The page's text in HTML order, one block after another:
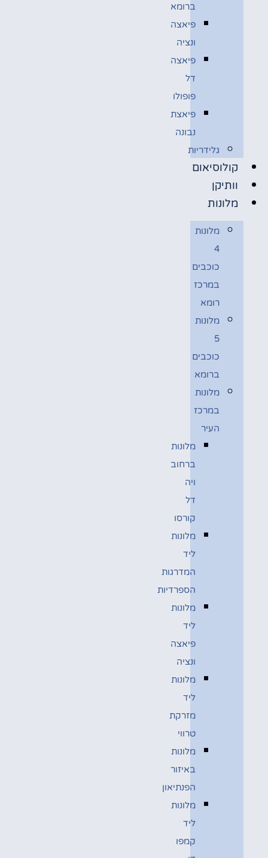
ברומא
פיאצה
ונציה
פיאצה
דל
פופולו
פיאצת
נבונה
גלידריות
קולוסיאום
וותיקן
מלונות
מלונות
4
כוכבים
במרכז
רומא
מלונות
5
כוכבים
ברומא
מלונות
במרכז
העיר
מלונות
ברחוב
ויה
דל
קורסו
מלונות
ליד
המדרגות
הספרדיות
מלונות
ליד
פיאצה
ונציה
מלונות
ליד
מזרקת
טרווי
מלונות
באיזור
הפנתיאון
מלונות
ליד
קמפו